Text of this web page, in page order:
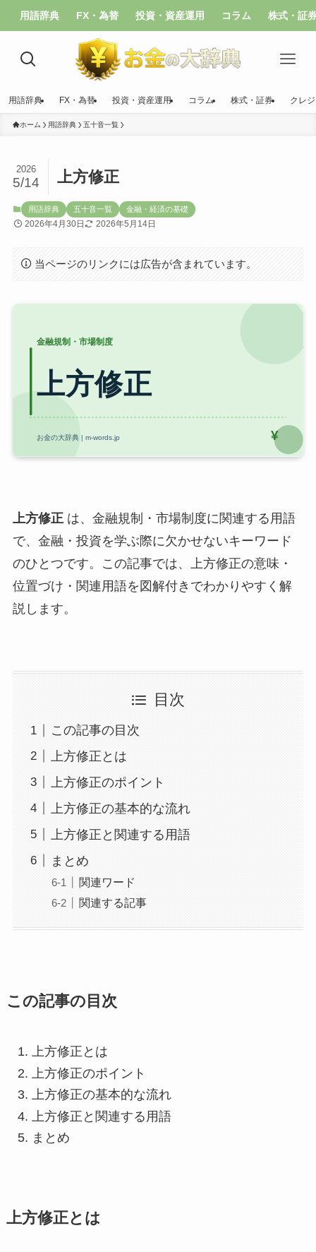
用語辞典 FX・為替 投資・資産運用 コラム 株式・証
用語辞典 FX・為替 投資・資産運用 コラム 株式・証券 クレ
ホーム 用語辞典 五十音一覧
上方修正
2026
5/14
用語辞典 五十音一覧 金融・経済の基礎
2026年4月30日 2026年5月14日
当ページのリンクには広告が含まれています。
上方修正は、金融規制・市場制度に関連する用語
で、金融・投資を学ぶ際に欠かせないキーワード
のひとつです。この記事では、上方修正の意味・
位置づけ・関連用語を図解付きでわかりやすく解
説します。
目次
この記事の目次
上方修正とは
上方修正のポイント
上方修正の基本的な流れ
上方修正と関連する用語
まとめ
関連ワード
関連する記事
この記事の目次
上方修正とは
上方修正のポイント
上方修正の基本的な流れ
上方修正と関連する用語
まとめ
上方修正とは